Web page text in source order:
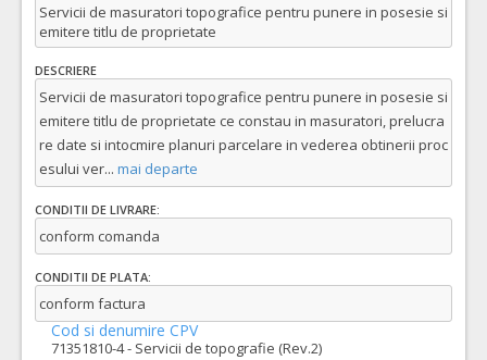
Servicii de masuratori topografice pentru punere in posesie si
emitere titlu de proprietate
DESCRIERE
Servicii de masuratori topografice pentru punere in posesie si
emitere titlu de proprietate ce constau in masuratori, prelucra
re date si intocmire planuri parcelare in vederea obtinerii proc
esului ver... mai departe
CONDITII DE LIVRARE:
conform comanda
CONDITII DE PLATA:
conform factura
Cod si denumire CPV
71351810-4 - Servicii de topografie (Rev.2)